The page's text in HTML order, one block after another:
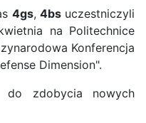
4gs,4bs uczestniczyli
na Politechnice
Konferencja
Dimension".
do zdobycia nowych